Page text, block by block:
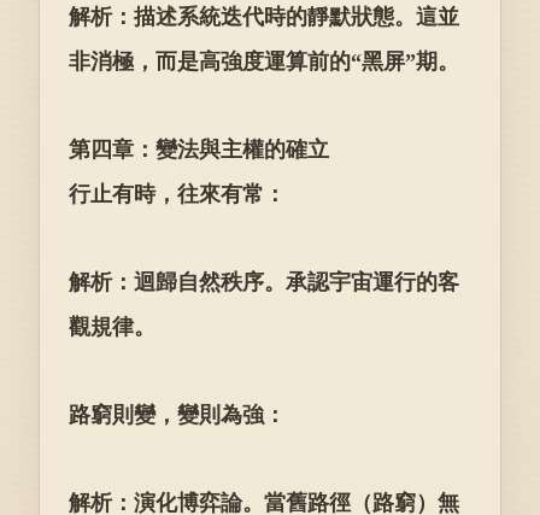
解析：描述系統迭代時的靜默狀態。這並
非消極，而是高強度運算前的“黑屏”期。
第四章：變法與主權的確立
行止有時，往來有常：
解析：迴歸自然秩序。承認宇宙運行的客
觀規律。
路窮則變，變則為強：
解析：演化博弈論。當舊路徑（路窮）無